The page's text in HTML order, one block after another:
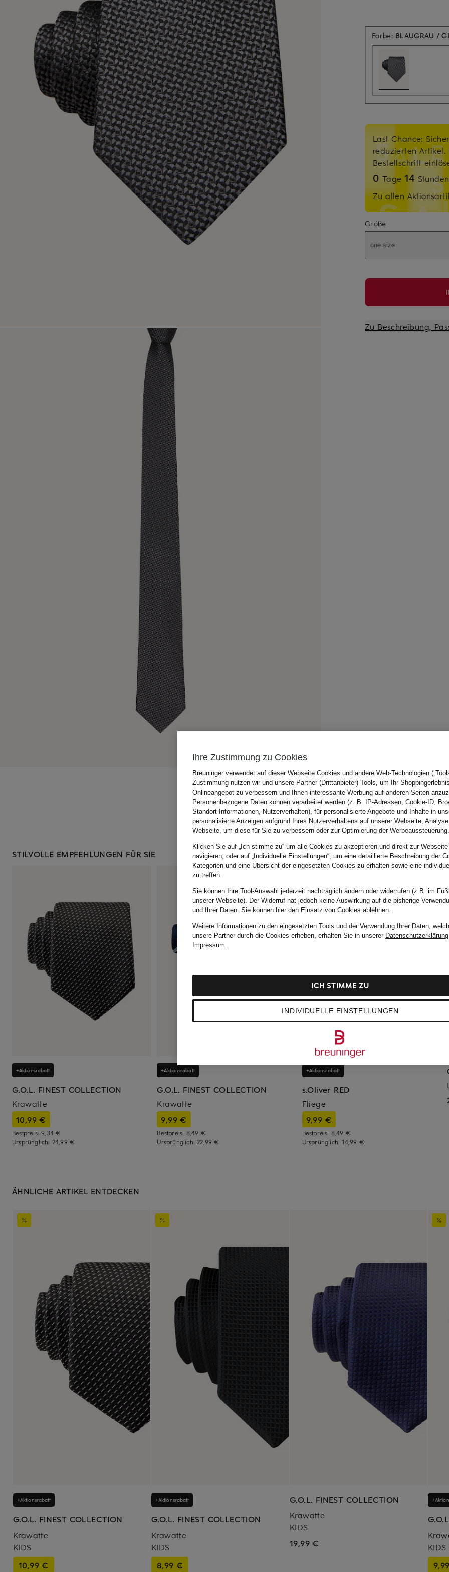
Farbe: BLAUGRAU /
Last Chance:
reduzierten Artikel.
Bestellschritt
0 Tage14 Stunden
Zu allen
Größe
one size
Zu Beschreibung,
STILVOLLE EMPFEHLUNGEN FÜR SIE
+Aktionsrabatt
G.O.L. FINEST COLLECTION
Krawatte
10,99 €
Bestpreis:9,34 €
Ursprünglich: 24,99 €
+Aktionsrabatt
G.O.L. FINEST COLLECTION
Krawatte
9,99 €
Bestpreis: 8,49 €
Ursprünglich:22,99 €
+Aktionsrabatt
s.Oliver RED
Fliege
9,99 €
Bestpreis: 8,49 €
Ursprünglich:14,99 €
ÄHNLICHE ARTIKEL ENTDECKEN
+Aktionsrabatt
G.O.L. FINEST COLLECTION
Krawatte
KIDS
10,99 €
+Aktionsrabatt
G.O.L. FINEST COLLECTION
Krawatte
KIDS
8,99 €
G.O.L. FINEST COLLECTION
Krawatte
KIDS
19,99 €
KIDS
Ihre Zustimmung zu Cookies
Breuninger verwendet auf dieser Webseite Cookies und andere Web-Technologien
Zustimmung nutzen wir und unsere Partner (Drittanbieter) Tools, um Ihr
Onlineangebot zu verbessern und Ihnen interessante Werbung auf anderen Seiten
Personenbezogene Daten können verarbeitet werden (z. B. IP-Adressen, Cookie-ID,
Standort-Informationen, Nutzerverhalten), für personalisierte Angebote und Inhalte in
personalisierte Anzeigen aufgrund Ihres Nutzerverhaltens auf unserer Webseite,
Webseite, um diese für Sie zu verbessern oder zur Optimierung der Werbeaussteuerung.
Klicken Sie auf „Ich stimme zu“ um alle Cookies zu akzeptieren und direkt zur
navigieren; oder auf „Individuelle Einstellungen“, um eine detaillierte Beschreibung der
Kategorien und eine Übersicht der eingesetzten Cookies zu erhalten sowie eine
zu treffen.
Sie können Ihre Tool-Auswahl jederzeit nachträglich ändern oder widerrufen (z.B. im
unserer Webseite). Der Widerruf hat jedoch keine Auswirkung auf die bisherige
und Ihrer Daten. Sie können hierden Einsatz von Cookies ablehnen.
Weitere Informationen zu den eingesetzten Tools und der Verwendung Ihrer Daten,
unsere Partner durch die Cookies erheben, erhalten Sie in unserer Datenschutzerklärung
Impressum.
INDIVIDUELLE EINSTELLUNGEN
ICH STIMME ZU